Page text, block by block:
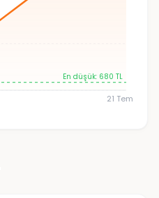
21 Tem
En düşük: 680 TL